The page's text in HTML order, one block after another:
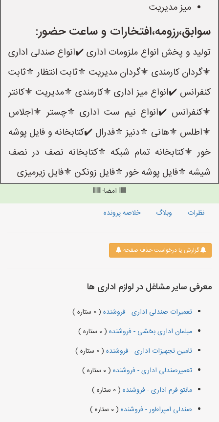
میز مدیریت
سوابق،رزومه،افتخارات و ساعت حضور:
تولید و پخش انواع ملزومات اداری ✔️انواع صندلی اداری
⚜گردان کارمندی ⚜گردان مدیریت ⚜ثابت انتظار ⚜ثابت
کنفرانس ✔️انواع میز اداری ⚜کارمندی ⚜مدیریت ⚜کانتر
⚜کنفرانس ✔️انواع نیم ست اداری ⚜چستر ⚜اجلاس
⚜اطلس ⚜هانی ⚜دنیز ⚜فدرال ✔️کتابخانه و فایل پوشه
خور ⚜کتابخانه تمام شبکه ⚜کتابخانه نصف در نصف
شیشه ⚜فایل پوشه خور ⚜فایل زونکن ⚜فایل زیرمیزی
امضا:
نظرات
وبلاگ خلاصه پرونده
گزارش یا درخواست حذف صفحه
معرفی سایر مشاغل در لوازم اداری ها
تعمیرات صندلی اداری - فروشنده ( 0 ستاره )
مبلمان اداری بخشی - فروشنده ( 0 ستاره )
تامین تجهیزات اداری - فروشنده ( 0 ستاره )
تعمیرصندلی اداری - فروشنده ( 0 ستاره )
مانتو فرم اداری - فروشنده ( 0 ستاره )
صندلی امپراطور - فروشنده ( 0 ستاره )